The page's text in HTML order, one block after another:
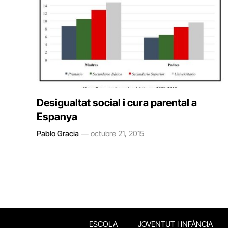
Desigualtat social i cura parental a
Espanya
Pablo Gracia octubre 21, 2015
ESCOLA JOVENTUT I INFÀNCIA